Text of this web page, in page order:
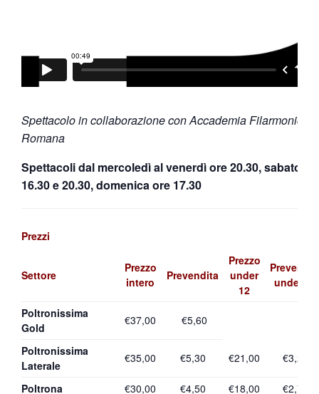
Spettacolo in collaborazione con Accademia Filarmonica
Romana
Spettacoli dal mercoledì al venerdì ore 20.30, sabato
16.30 e 20.30, domenica ore 17.30
Prezzi
Settore
Prezzo
intero
Prevendita
Prezzo
under
12
under 12
Poltronissima
Gold
€37,00 €5,60
Poltronissima
Laterale
€35,00 €5,30 €21,00 €3,20
Poltrona €30,00 €4,50 €18,00
€2,70